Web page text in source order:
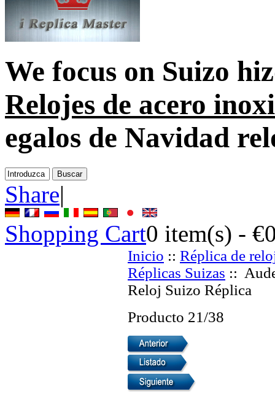
We focus on Suizo
Relojes de acero
egalos de Navidad
Share|
Shopping Cart0 item(s) -
Inicio :: Réplica de
Réplicas Suizas ::
Reloj Suizo Réplica
Producto 21/38